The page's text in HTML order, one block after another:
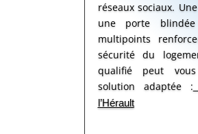
réseaux sociaux.
une porte
multipoints
sécurité du
qualifié peut
solution adaptée :
l’Hérault